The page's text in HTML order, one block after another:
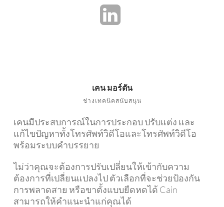
เคน มอร์ตัน
ช่างเทคนิคสนับสนุน
เคนมีประสบการณ์ในการประกอบ ปรับแต่ง และ
แก้ไขปัญหาทั้งโทรศัพท์วิดีโอและโทรศัพท์วิดีโอ
พร้อมระบบคำบรรยาย
ไม่ว่าคุณจะต้องการปรับเปลี่ยนให้เข้ากับความ
ต้องการที่เปลี่ยนแปลงไป ตัวเลือกที่จะช่วยป้องกัน
การพลาดสาย หรือขาตั้งแบบยืดหดได้ Cain
สามารถให้คำแนะนำแก่คุณได้